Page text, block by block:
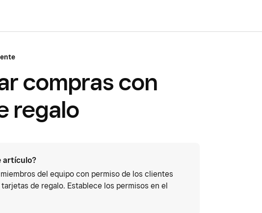
compras con
regalo
artículo?
del equipo con permiso de los clientes
de regalo. Establece los permisos en el